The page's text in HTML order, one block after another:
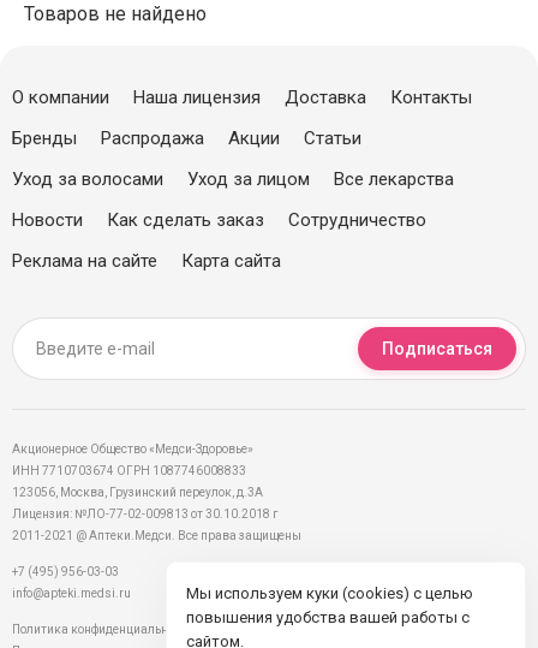
Товаров не найдено
О компании Наша лицензия Доставка
Контакты
Бренды
Распродажа Акции
Статьи
Уход за волосами
Уход за лицом
Все лекарства
Новости
Как сделать заказ
Сотрудничество
Реклама на сайте
Карта сайта
Подписаться
Акционерное Общество «Медси-Здоровье»
ИНН 7710703674 ОГРН 1087746008833
123056, Москва, Грузинский переулок, д.3А
Лицензия: №ЛО-77-02-009813 от 30.10.2018 г
2011-2021 @ Аптеки.Медси. Все права защищены
+7 (495) 956-03-03
info@apteki.medsi.ru
Политика конфиденциальности
Мы используем куки (cookies) с целью
повышения удобства вашей работы с
сайтом.